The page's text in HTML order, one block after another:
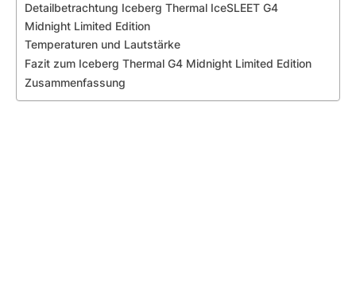
Detailbetrachtung Iceberg Thermal IceSLEET G4
Midnight Limited Edition
Temperaturen und Lautstärke
Fazit zum Iceberg Thermal G4 Midnight Limited Edition
Zusammenfassung